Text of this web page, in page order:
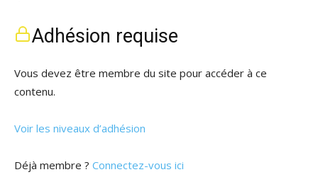
Adhésion requise
Vous devez être membre du site pour accéder à ce
contenu.
Voir les niveaux d’adhésion
Déjà membre ? Connectez-vous ici